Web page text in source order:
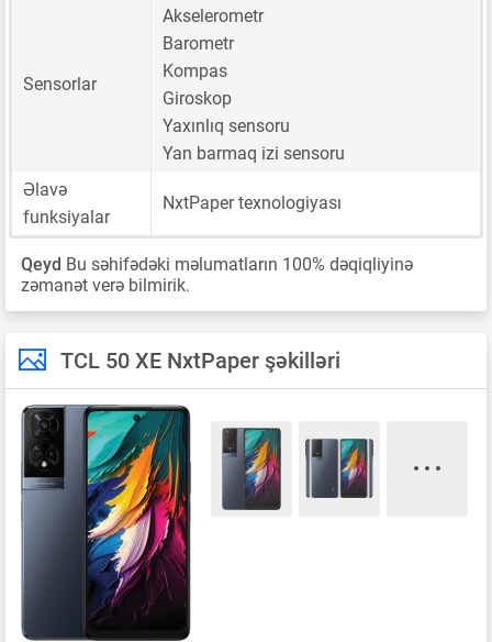
Sensorlar
Akselerometr
Barometr
Kompas
Giroskop
Yaxınlıq sensoru
Yan barmaq izi sensoru
Əlavə
funksiyalar
NxtPaper texnologiyası
Qeyd Bu səhifədəki məlumatların 100% dəqiqliyinə
zəmanət verə bilmirik.
TCL 50 XE NxtPaper şəkilləri